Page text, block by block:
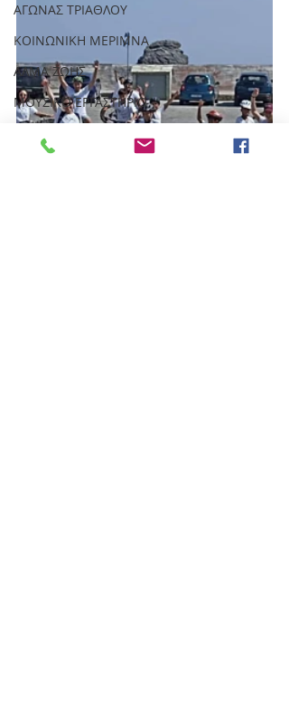
ΑΓΩΝΑΣ ΤΡΙΑΘΛΟΥ
ΚΟΙΝΩΝΙΚΗ ΜΕΡΙΜΝΑ
ΑΛΜΑ ΖΩΗΣ
ΜΟΥΣΙΚΟ ΕΡΓΑΣΤΗΡΙΟ